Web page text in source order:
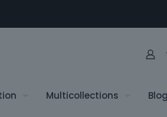
Multicollections Blog